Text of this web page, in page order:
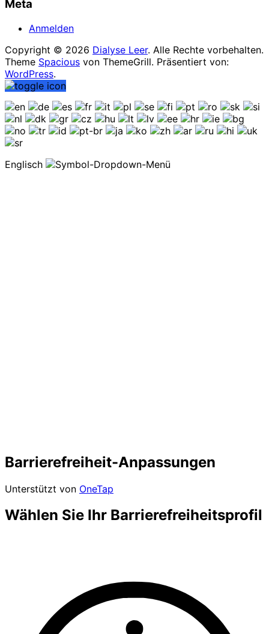
Meta
Anmelden
Copyright © 2026 Dialyse Leer. Alle Rechte vorbehalten.
Theme Spacious von ThemeGrill. Präsentiert von:
WordPress.
Englisch
Barrierefreiheit-Anpassungen
Unterstützt von OneTap
Wählen Sie Ihr Barrierefreiheitsprofil